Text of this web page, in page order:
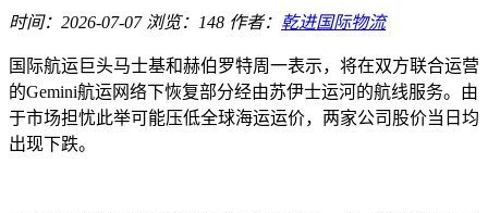
时间：2026-07-07 浏览：148 作者： 乾进国际物流
国际航运巨头马士基和赫伯罗特周一表示，将在双方联合运营
的Gemini航运网络下恢复部分经由苏伊士运河的航线服务。由
于市场担忧此举可能压低全球海运运价，两家公司股价当日均
出现下跌。